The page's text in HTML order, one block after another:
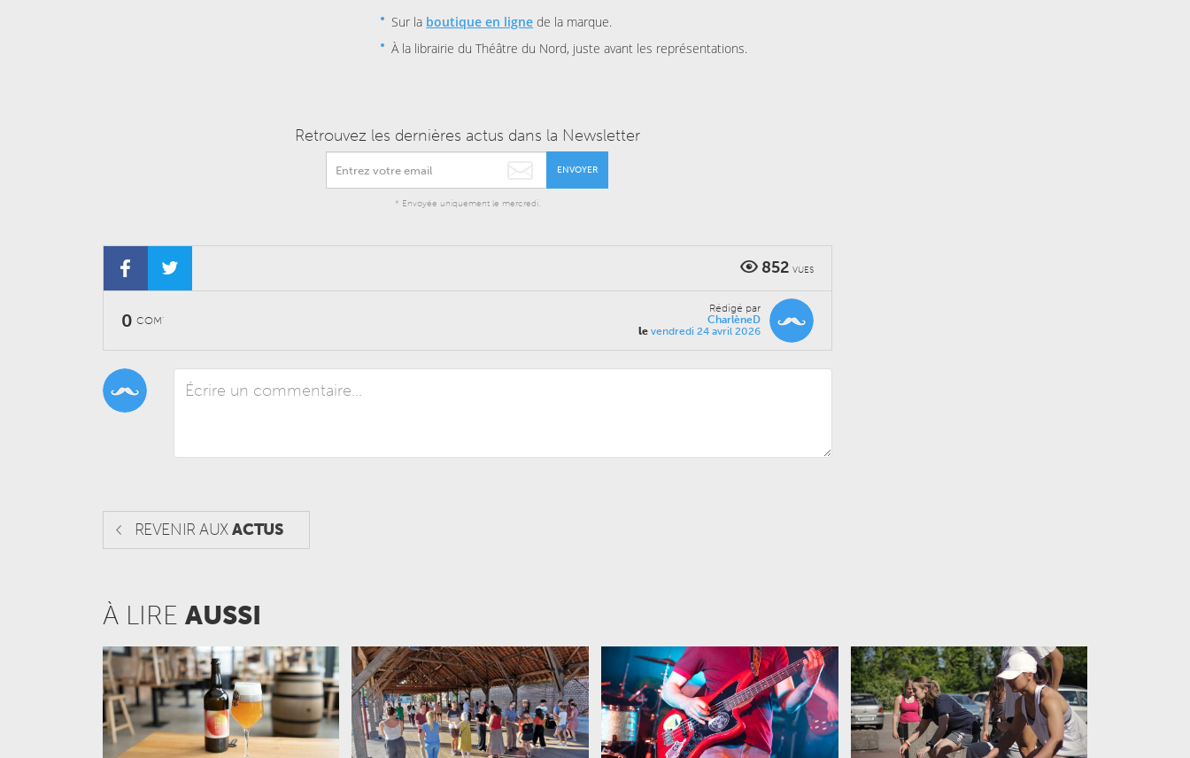
Sur la boutique en ligne de la marque.
À la librairie du Théâtre du Nord, juste avant les représentations.
Retrouvez les dernières actus dans la Newsletter
ENVOYER
* Envoyée uniquement le mercredi.
852 VUES
0 COM'
Rédigé par
CharlèneD
le vendredi 24 avril 2026
REVENIR AUXACTUS
À LIRE AUSSI